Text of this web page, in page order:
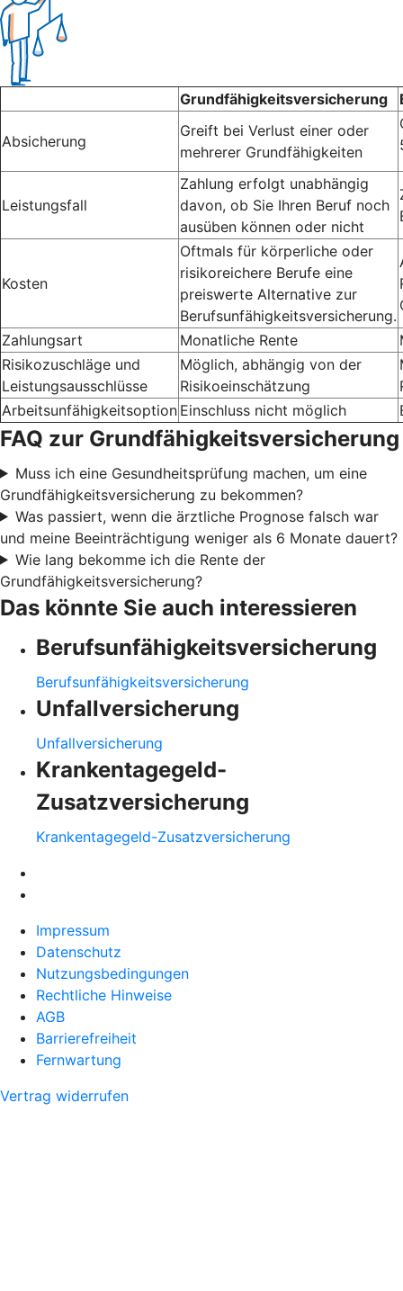
Grundfähigkeitsversicherung
Absicherung
Greift bei Verlust einer oder
mehrerer Grundfähigkeiten
Leistungsfall
Zahlung erfolgt unabhängig
davon, ob Sie Ihren Beruf noch
ausüben können oder nicht
Kosten
Oftmals für körperliche oder
risikoreichere Berufe eine
preiswerte Alternative zur
Berufsunfähigkeitsversicherung.
Zahlungsart
Monatliche Rente
Risikozuschläge und
Leistungsausschlüsse
Möglich, abhängig von der
Risikoeinschätzung
Arbeitsunfähigkeitsoption Einschluss nicht möglich
FAQ zur Grundfähigkeitsversicherung
Muss ich eine Gesundheitsprüfung machen, um eine
Grundfähigkeitsversicherung zu bekommen?
Was passiert, wenn die ärztliche Prognose falsch war
und meine Beeinträchtigung weniger als 6 Monate dauert?
Wie lang bekomme ich die Rente der
Grundfähigkeitsversicherung?
Das könnte Sie auch interessieren
Berufsunfähigkeitsversicherung
Berufsunfähigkeitsversicherung
Unfallversicherung
Unfallversicherung
Krankentagegeld-
Zusatzversicherung
Krankentagegeld-Zusatzversicherung
Impressum
Datenschutz
Nutzungsbedingungen
Rechtliche Hinweise
AGB
Barrierefreiheit
Fernwartung
Vertrag widerrufen